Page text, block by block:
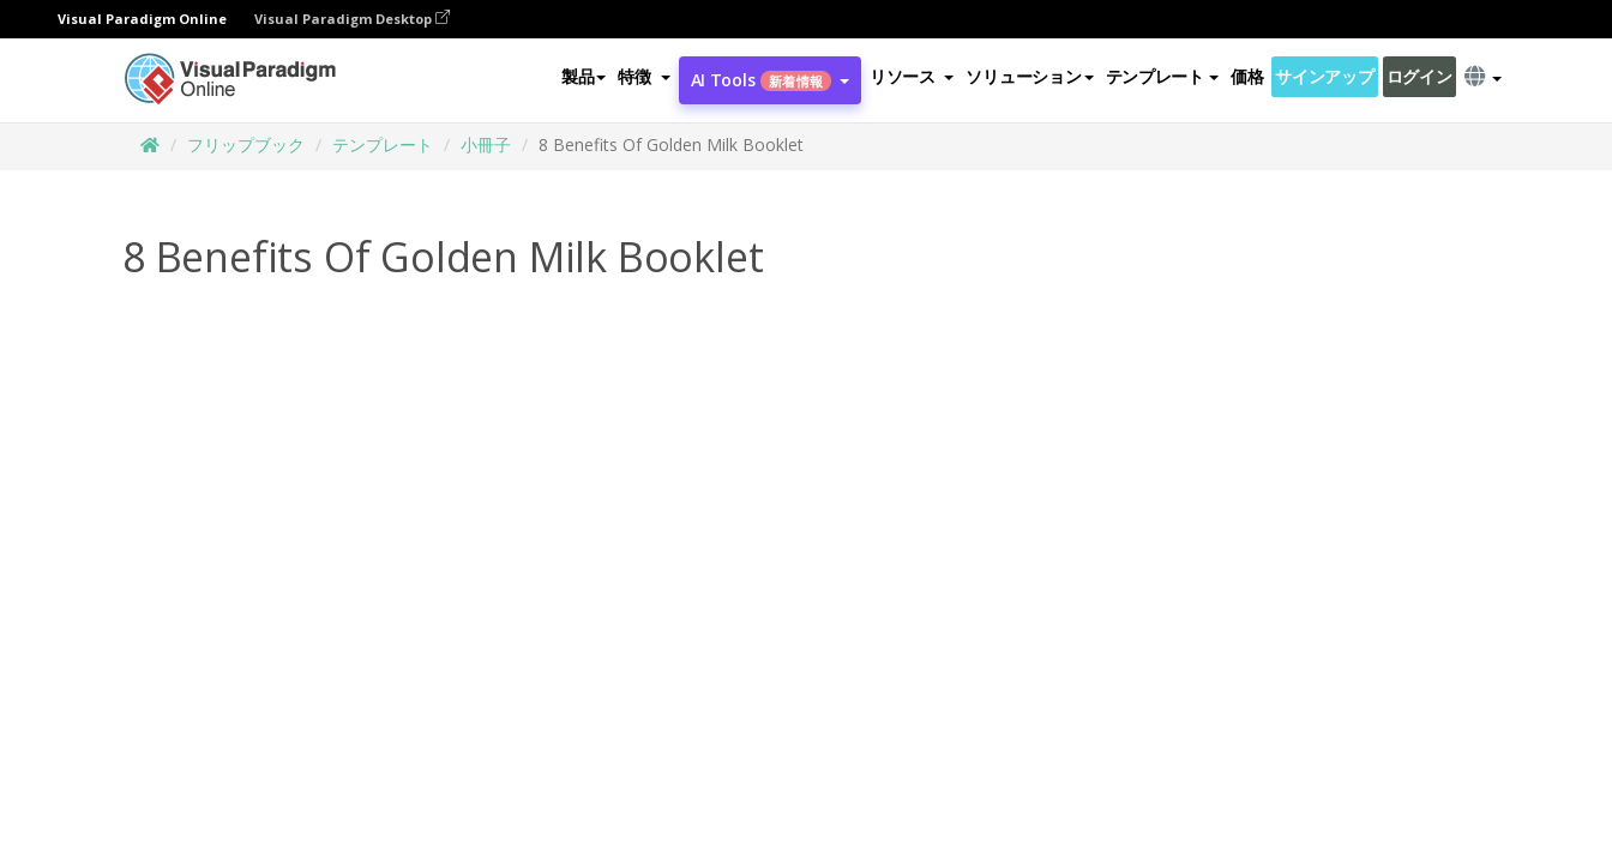
Visual Paradigm Online Visual Paradigm Desktop
製品 特徴 AI Tools 新着情報 リソース ソリューション テンプレート 価格 サインアップ ログイン
フリップブック テンプレート 小冊子 8 Benefits Of Golden Milk Booklet
8 Benefits Of Golden Milk Booklet